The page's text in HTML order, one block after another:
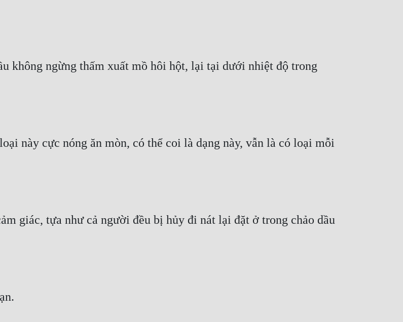
không ngừng thấm xuất mồ hôi hột, lại tại dưới nhiệt độ trong
này cực nóng ăn mòn, có thể coi là dạng này, vẫn là có loại mỗi
giác, tựa như cả người đều bị hủy đi nát lại đặt ở trong chảo dầu